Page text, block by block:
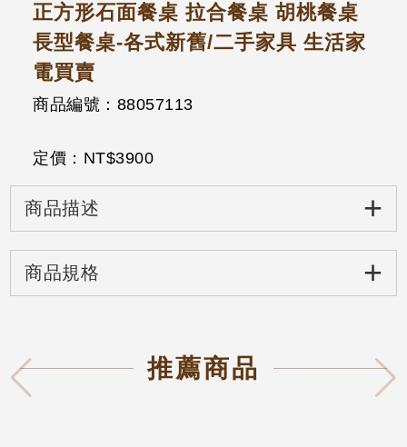
正方形石面餐桌 拉合餐桌 胡桃餐桌
長型餐桌-各式新舊/二手家具 生活家
電買賣
商品編號：88057113
定價：NT$3900
+
商品描述
+
商品規格
推薦商品